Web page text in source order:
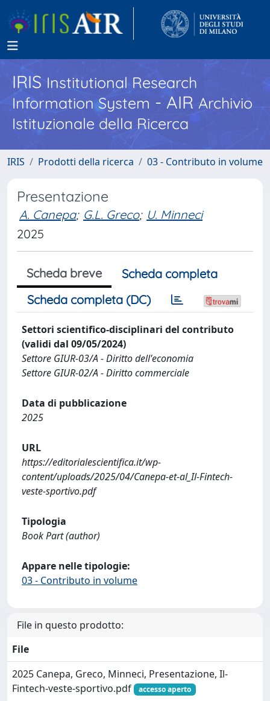
IRISInstitutional Research
Information System - AIR Archivio
Istituzionale della Ricerca
IRIS Prodotti della ricerca 03 - Contributo in volume
Presentazione
A. Canepa; G.L. Greco; U. Minneci
2025
Scheda breve
Scheda completa
Scheda completa (DC)
Settori scientifico-disciplinari del contributo
(validi dal 09/05/2024)
Settore GIUR-03/A - Diritto dell'economia
Settore GIUR-02/A - Diritto commerciale
Data di pubblicazione
2025
URL
https://editorialescientifica.it/wp-
content/uploads/2025/04/Canepa-et-al_Il-Fintech-
veste-sportivo.pdf
Tipologia
Book Part (author)
Appare nelle tipologie:
03 - Contributo in volume
File in questo prodotto:
File
2025 Canepa, Greco, Minneci, Presentazione, Il-
Fintech-veste-sportivo.pdf
accesso aperto